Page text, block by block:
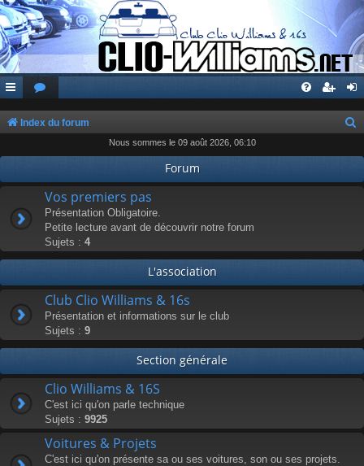
Index du forum
h
c
Nous sommes le 09 août 2026, 06:10
Forum
Vos premiers pas
Présentation Obligatoire.
Petite lecture avant de découvrir notre forum
Sujets : 4
L'association
Club Clio Williams & 16s
Présentation et informations sur le club
Sujets : 9
Section générale
Clio Williams & 16S
C'est ici qu'on parle technique
Sujets : 9925
Voitures & Projets
C'est ici qu'on présente sa ou ses voitures, son ou ses projets.